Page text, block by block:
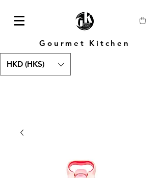
Gourmet Kitchen
HKD (HK$)